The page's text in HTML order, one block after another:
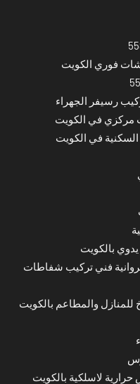
فوري الكويت
رسيفر الجهراء
مركزي في الكويت
في الكويت
بالكويت
فني تركيب شفاطات
والمطاعم بالكويت
لاسلكية بالكويت